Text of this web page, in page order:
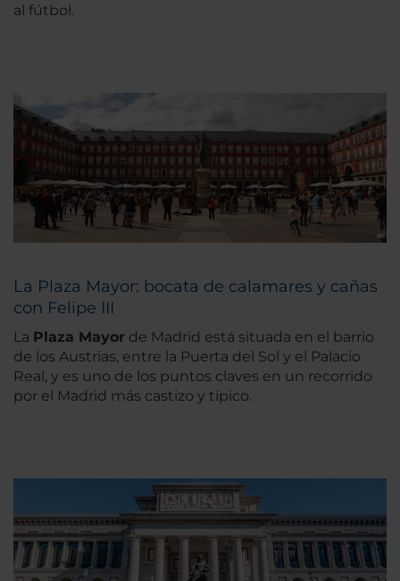
al fútbol.
La Plaza Mayor: bocata de calamares y cañas
con Felipe III
La Plaza Mayor de Madrid está situada en el barrio
de los Austrias, entre la Puerta del Sol y el Palacio
Real, y es uno de los puntos claves en un recorrido
por el Madrid más castizo y típico.